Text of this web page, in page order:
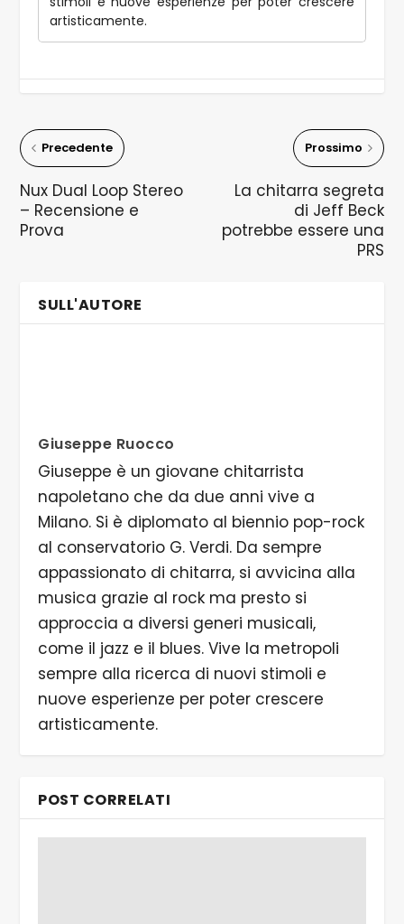
artisticamente.
Precedente
Nux Dual Loop Stereo
– Recensione e
Prova
Prossimo
La chitarra segreta
di Jeff Beck
potrebbe essere una
PRS
SULL'AUTORE
Giuseppe Ruocco
Giuseppe è un giovane chitarrista
napoletano che da due anni vive a
Milano. Si è diplomato al biennio pop-rock
al conservatorio G. Verdi. Da sempre
appassionato di chitarra, si avvicina alla
musica grazie al rock ma presto si
approccia a diversi generi musicali,
come il jazz e il blues. Vive la metropoli
sempre alla ricerca di nuovi stimoli e
nuove esperienze per poter crescere
artisticamente.
POST CORRELATI